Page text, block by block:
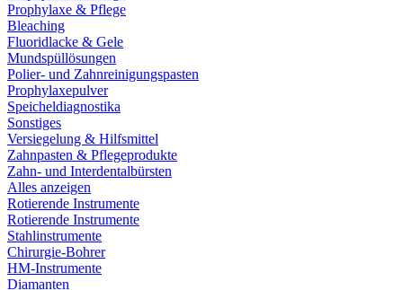
Prophylaxe & Pflege
Bleaching
Fluoridlacke & Gele
Mundspüllösungen
Polier- und Zahnreinigungspasten
Prophylaxepulver
Speicheldiagnostika
Sonstiges
Versiegelung & Hilfsmittel
Zahnpasten & Pflegeprodukte
Zahn- und Interdentalbürsten
Alles anzeigen
Rotierende Instrumente
Rotierende Instrumente
Stahlinstrumente
Chirurgie-Bohrer
HM-Instrumente
Diamanten